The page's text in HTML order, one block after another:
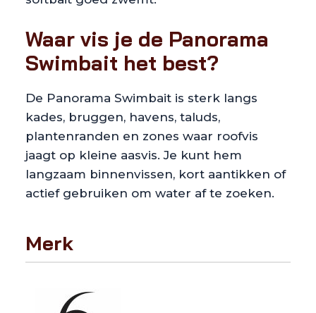
Waar vis je de Panorama
Swimbait het best?
De Panorama Swimbait is sterk langs
kades, bruggen, havens, taluds,
plantenranden en zones waar roofvis
jaagt op kleine aasvis. Je kunt hem
langzaam binnenvissen, kort aantikken of
actief gebruiken om water af te zoeken.
Merk